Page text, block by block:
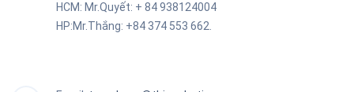
HCM: Mr.Quyết: + 84938124004
HP:Mr.Thắng: +84 374 553 662.